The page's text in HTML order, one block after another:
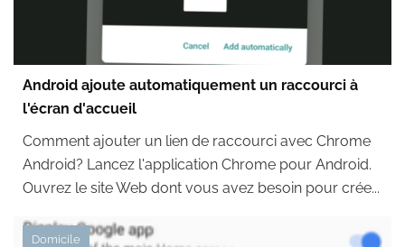
Android ajoute automatiquement un raccourci à
l'écran d'accueil
Comment ajouter un lien de raccourci avec Chrome
Android? Lancez l'application Chrome pour Android.
Ouvrez le site Web dont vous avez besoin pour crée...
Domicile